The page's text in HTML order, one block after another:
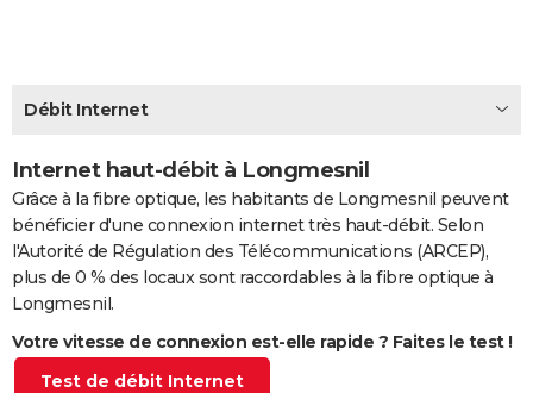
CARTE DE VOEUX
Carte de Noël
Carte Bonne année
Carte Saint-Valentin
Carte Pâques
Carte d'anniversaire
DICTIONNAIRE
PROGRAMME TV
COPAINS D'AVANT
S'inscrire
Se connecter
Lycées
Collèges
Primaires
Universités
Entreprises
Service militaire
Avis de recherche
Débit Internet
Internet haut-débit à Longmesnil
Grâce à la fibre optique, les habitants de Longmesnil peuvent
bénéficier d'une connexion internet très haut-débit. Selon
l'Autorité de Régulation des Télécommunications (ARCEP),
plus de 0 % des locaux sont raccordables à la fibre optique à
Longmesnil.
Votre vitesse de connexion est-elle rapide ? Faites le test !
Test de débit Internet